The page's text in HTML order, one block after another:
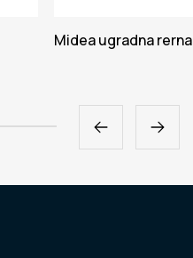
Midea ugradna